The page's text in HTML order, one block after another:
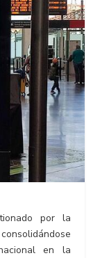
por la
en la